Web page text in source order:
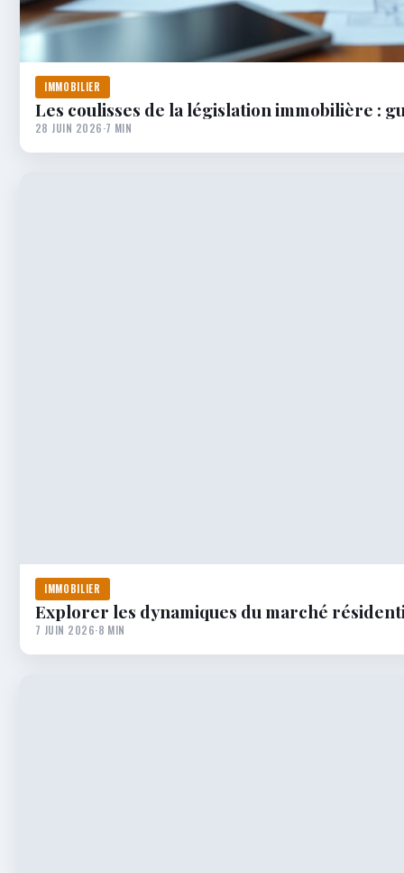
IMMOBILIER
Les coulisses de la législation immobilière :
28 JUIN 2026·7 MIN
IMMOBILIER
Explorer les dynamiques du marché
7 JUIN 2026·8 MIN